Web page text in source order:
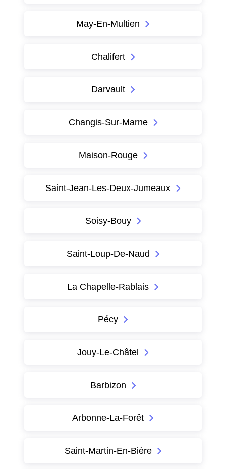
May-En-Multien
Chalifert
Darvault
Changis-Sur-Marne
Maison-Rouge
Saint-Jean-Les-Deux-Jumeaux
Soisy-Bouy
Saint-Loup-De-Naud
La Chapelle-Rablais
Pécy
Jouy-Le-Châtel
Barbizon
Arbonne-La-Forêt
Saint-Martin-En-Bière